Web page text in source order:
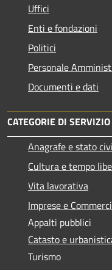
Uffici
Enti e fondazioni
Politici
Personale
Documenti e dati
CATEGORIE DI SERVIZIO
Anagrafe e stato
Cultura e tempo
Vita lavorativa
Imprese e
Appalti pubblici
Catasto e
Turismo